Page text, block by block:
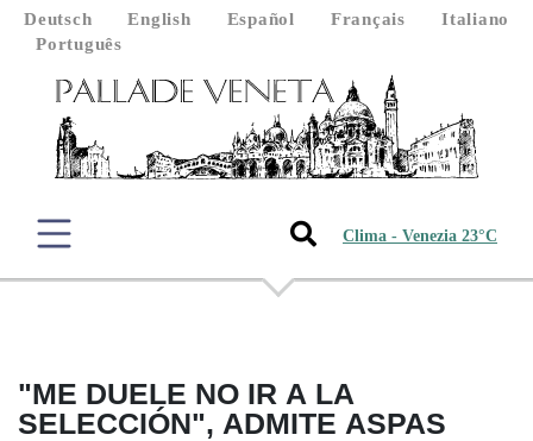
Deutsch English Español Français
Italiano
Português
Clima - Venezia 23°C
"ME DUELE NO IR A LA
SELECCIÓN", ADMITE ASPAS